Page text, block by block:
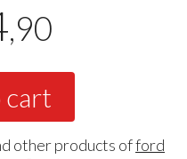
,90
cart
other products offord